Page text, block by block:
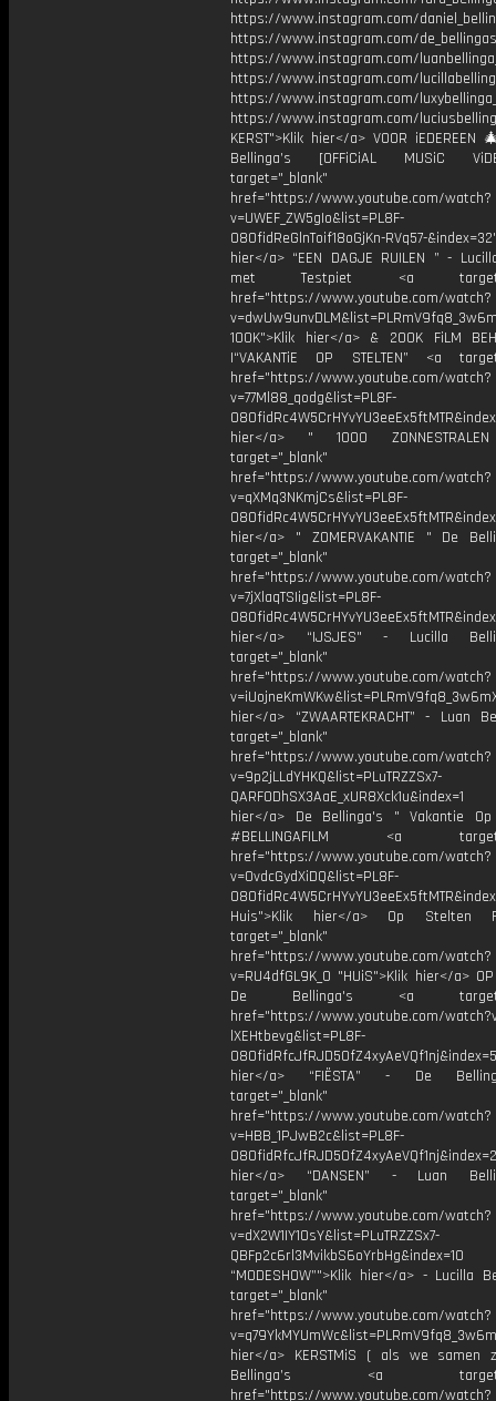
https://www.instagram.com/
https://www.instagram.com/
https://www.instagram.com/
https://www.instagram.com/
https://www.instagram.com/
https://www.instagram.com/
KERST">Klik hier</a> VOOR
Bellinga’s [OFFiCiAL MUSiC
target="_blank"
href="https://www.youtube.com/watch?
v=UWEF_ZW5gIo&list=PL8F-
O8OfidReGlnToif18oGjKn-RVq57-
hier</a> “EEN DAGJE RUILEN ” -
met Testpiet <a
href="https://www.youtube.com/watch?
100K">Klik hier</a> & 200K FiLM
|“VAKANTiE OP STELTEN” <a
href="https://www.youtube.com/watch?
v=77Ml88_qodg&list=PL8F-
hier</a> " 1000
target="_blank"
href="https://www.youtube.com/watch?
v=qXMq3NKmjCs&list=PL8F-
hier</a> " ZOMERVAKANTIE " De
target="_blank"
href="https://www.youtube.com/watch?
v=7jXlaqTSIig&list=PL8F-
hier</a> “IJSJES" - Lucilla
target="_blank"
href="https://www.youtube.com/watch?
hier</a> “ZWAARTEKRACHT” - Luan
target="_blank"
href="https://www.youtube.com/watch?
v=9p2jLLdYHKQ&list=PLuTRZZSx7-
hier</a> De Bellinga's " Vakantie
#BELLINGAFILM <a
href="https://www.youtube.com/watch?
v=OvdcGydXiDQ&list=PL8F-
Huis">Klik hier</a> Op Stelten
target="_blank"
href="https://www.youtube.com/watch?
v=RU4dfGL9K_0 "HUiS">Klik hier</a> OP
De Bellinga's <a
href="https://www.youtube.com/
lXEHtbevg&list=PL8F-
hier</a> “FIËSTA” - De
target="_blank"
href="https://www.youtube.com/watch?
v=HBB_1PJwB2c&list=PL8F-
hier</a> “DANSEN” - Luan
target="_blank"
href="https://www.youtube.com/watch?
v=dX2W1IY1OsY&list=PLuTRZZSx7-
QBFp2c6rl3MvikbS6oYrbHg&index=10
“MODESHOW”">Klik hier</a> - Lucilla
target="_blank"
href="https://www.youtube.com/watch?
hier</a> KERSTMiS ( als we samen
Bellinga’s <a
href="https://www.youtube.com/watch?